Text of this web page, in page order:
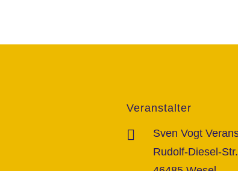
Veranstalter
Sven Vogt
Rudolf-Diesel-